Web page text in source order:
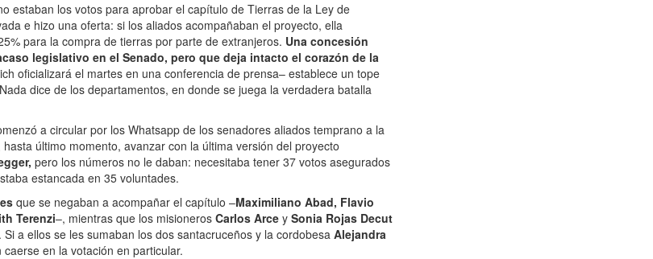
estaban los votos para aprobar el capítulo de Tierras de la Ley de
e hizo una oferta: si los aliados acompañaban el proyecto, ella
para la compra de tierras por parte de extranjeros. Una concesión
legislativo en el Senado, pero que deja intacto el corazón de la
oficializará el martes en una conferencia de prensa– establece un tope
dice de los departamentos, en donde se juega la verdadera batalla
a circular por los Whatsapp de los senadores aliados temprano a la
último momento, avanzar con la última versión del proyecto
pero los números no le daban: necesitaba tener 37 votos asegurados
estancada en 35 voluntades.
que se negaban a acompañar el capítulo –Maximiliano Abad, Flavio
Terenzi–, mientras que los misioneros Carlos Arce y Sonia Rojas Decut
a ellos se les sumaban los dos santacruceños y la cordobesa Alejandra
en la votación en particular.